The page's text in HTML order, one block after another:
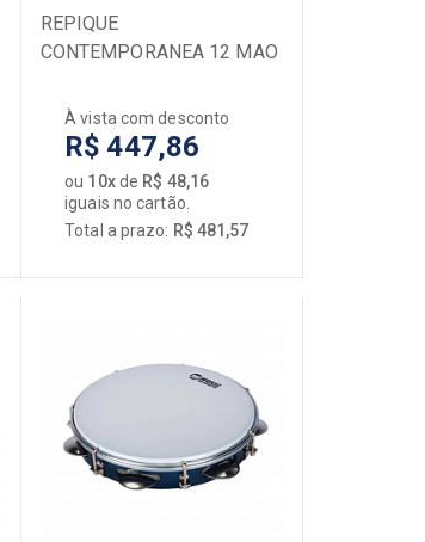
REPIQUE
CONTEMPORANEA 12 MAO
PELE LEITOSA
À vista com desconto
R$ 447,86
ou 10xde R$ 48,16
iguais no cartão.
Total a prazo: R$ 481,57